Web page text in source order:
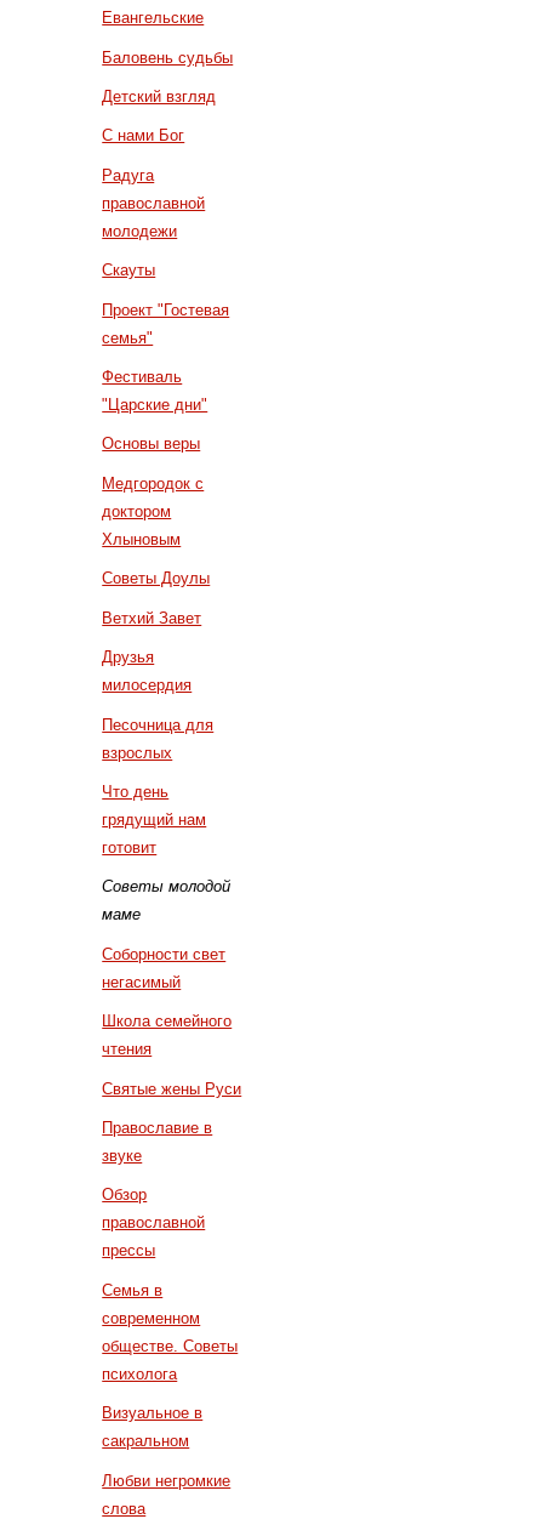
Евангельские
Баловень судьбы
Детский взгляд
С нами Бог
Радуга
православной
молодежи
Скауты
Проект "Гостевая
семья"
Фестиваль
"Царские дни"
Основы веры
Медгородок с
доктором
Хлыновым
Советы Доулы
Ветхий Завет
Друзья
милосердия
Песочница для
взрослых
Что день
грядущий нам
готовит
Советы молодой
маме
Соборности свет
негасимый
Школа семейного
чтения
Святые жены Руси
Православие в
звуке
Обзор
православной
прессы
Семья в
современном
обществе. Советы
психолога
Визуальное в
сакральном
Любви негромкие
слова